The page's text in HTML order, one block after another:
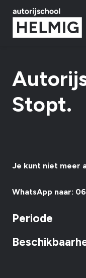
Stopt.
Je kunt niet meer
WhatsApp naar:
Periode